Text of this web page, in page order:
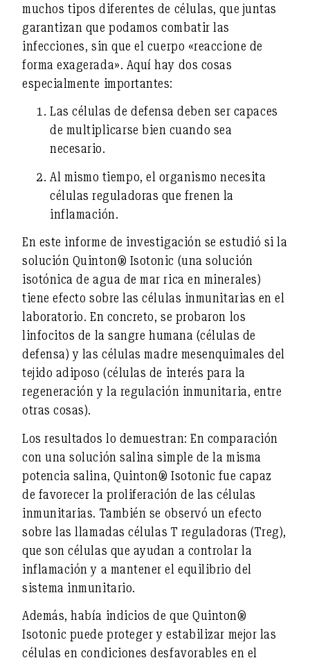
muchos tipos diferentes de células, que juntas
garantizan que podamos combatir las
infecciones, sin que el cuerpo «reaccione de
forma exagerada». Aquí hay dos cosas
especialmente importantes:
Las células de defensa deben ser capaces
de multiplicarse bien cuando sea
necesario.
Al mismo tiempo, el organismo necesita
células reguladoras que frenen la
inflamación.
En este informe de investigación se estudió si la
solución Quinton® Isotonic (una solución
isotónica de agua de mar rica en minerales)
tiene efecto sobre las células inmunitarias en el
laboratorio. En concreto, se probaron los
linfocitos de la sangre humana (células de
defensa) y las células madre mesenquimales del
tejido adiposo (células de interés para la
regeneración y la regulación inmunitaria, entre
otras cosas).
Los resultados lo demuestran: En comparación
con una solución salina simple de la misma
potencia salina, Quinton® Isotonic fue capaz
de favorecer la proliferación de las células
inmunitarias. También se observó un efecto
sobre las llamadascélulas T reguladoras (Treg),
que son células que ayudan a controlar la
inflamación y a mantener el equilibrio del
sistema inmunitario.
Además, había indicios de que Quinton®
Isotonic puedeproteger y estabilizar mejor las
células en condiciones desfavorables en el